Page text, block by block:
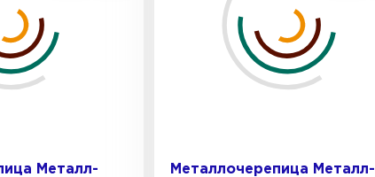
Металл-
Металлочерепица Металл-